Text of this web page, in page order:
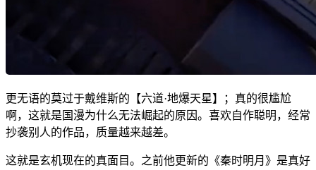
更无语的莫过于戴维斯的【六道·地爆天星】；真的很尴尬
啊，这就是国漫为什么无法崛起的原因。喜欢自作聪明，经常
抄袭别人的作品，质量越来越差。
这就是玄机现在的真面目。之前他更新的《秦时明月》是真好